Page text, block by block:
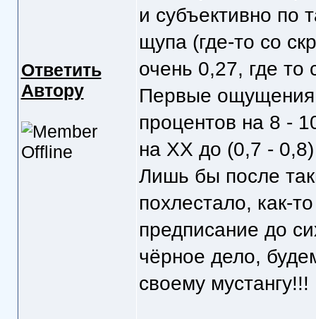
Ответить
Автору
и субъективно по
щупа (где-то со
очень 0,27, где
Первые
процентов на 8 -
на ХХ до (0,7 -
Лишь бы после
похлестало, как-
предписание до
чёрное дело,
своему мустангу!!!